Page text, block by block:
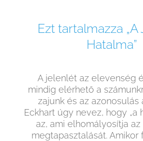
Ezt tartalmazza
Hatalma”
A jelenlét az elevenség
mindig elérhető a
zajunk és az azonosulás
Eckhart úgy nevez, hogy „a
az, ami elhomályosítja
megtapasztalását. Amikor